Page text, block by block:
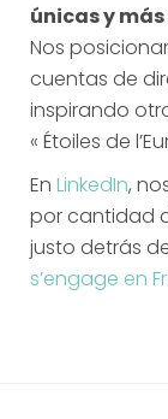
únicas y
Nos
cuentas de
inspirando
« Étoiles de
En LinkedIn,
por cantidad
justo detrás
s’engage en